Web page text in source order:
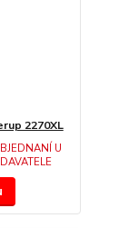
2270XL
U